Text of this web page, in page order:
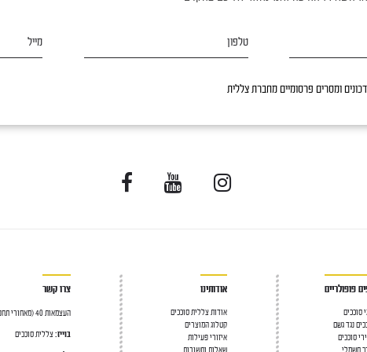
ומסרים פרסומיים מחברת צללית
פופולריים
סוככים
נגד גשם
סוככים
אודותינו
אודות צללית סוככים
קטלוג המוצרים
איזורי פעילות
צרו קשר
העצמאות 40 (מאחורי תחנת הדלק), יהוד 56304
בוייז:צללית סוככים